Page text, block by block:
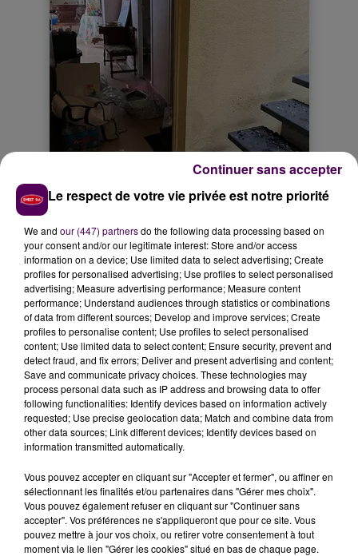
LES LOCATAIRES RELOGÉS
19 habitants de l'immeuble ont dû déménager :
Le respect de votre vie privée est notre priorité
We and our (447) partnersdo the following data processing based on
your consent and/or our legitimate interest: Store and/or access
information on a device; Use limited data to select advertising; Create
profiles for personalised advertising; Use profiles to select personalised
advertising; Measure advertising performance; Measure content
performance; Understand audiences through statistics or combinations
of data from different sources; Develop and improve services; Create
profiles to personalise content; Use profiles to select personalised
content; Use limited data to select content; Ensure security, prevent and
detect fraud, and fix errors; Deliver and present advertising and content;
Save and communicate privacy choices. These technologies may
process personal data such as IP address and browsing data to offer
following functionalities: Identify devices based on information actively
requested; Use precise geolocation data; Match and combine data from
other data sources; Link different devices; Identify devices based on
information transmitted automatically.
Vous pouvez accepter en cliquant sur "Accepter et fermer", ou affiner en
sélectionnant les finalités et/ou partenaires dans "Gérer mes choix".
Vous pouvez également refuser en cliquant sur "Continuer sans
accepter". Vos préférences ne s'appliqueront que pour ce site. Vous
pouvez mettre à jour vos choix, ou retirer votre consentement à tout
moment via le lien "Gérer les cookies" situé en bas de chaque page.
Continuer sans accepter